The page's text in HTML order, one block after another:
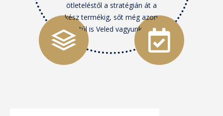
ötleteléstől a stratégián át a
kész termékig, sőt még azon
túl is Veled vagyunk.